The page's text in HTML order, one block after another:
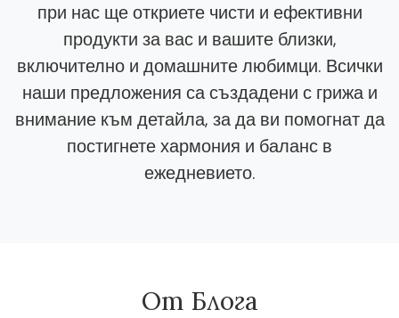
при нас ще откриете чисти и ефективни
продукти за вас и вашите близки,
включително и домашните любимци. Всички
наши предложения са създадени с грижа и
внимание към детайла, за да ви помогнат да
постигнете хармония и баланс в
ежедневието.
От Блога